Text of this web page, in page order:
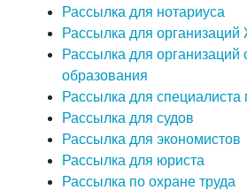
Рассылка для нотариуса
Рассылка для
Рассылка для организаций
образования
Рассылка для специалиста
Рассылка для судов
Рассылка для экономистов
Рассылка для юриста
Рассылка по охране труда